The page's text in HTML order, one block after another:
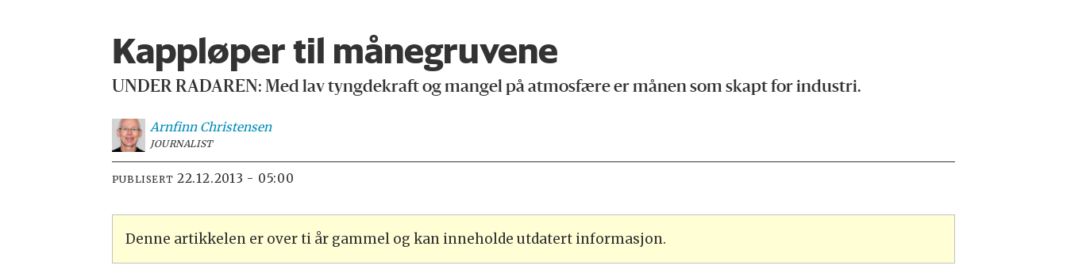
Kappløper til månegruvene
UNDER RADAREN: Med lav tyngdekraft og mangel på atmosfære er månen som skapt for industri.
Arnfinn Christensen
JOURNALIST
PUBLISERT 22.12.2013 - 05:00
Denne artikkelen er over ti år gammel og kan inneholde utdatert informasjon.